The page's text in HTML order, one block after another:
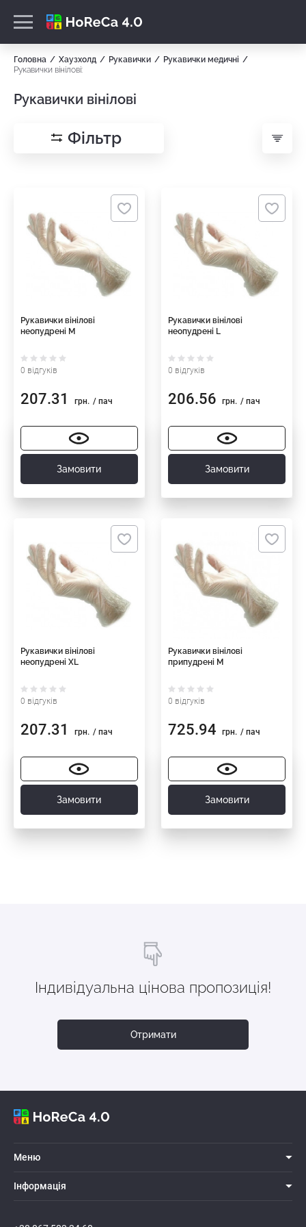
Головна Хаузхолд Рукавички
Рукавички медичні
Рукавички вінілові:
Рукавички вінілові
Фільтр
Рукавички вінілові
неопудрені M
0 відгуків
207.31 грн. / пач
Замовити
Рукавички вінілові
неопудрені L
0 відгуків
206.56 грн. / пач
Замовити
Рукавички вінілові
неопудрені ХL
0 відгуків
207.31 грн. / пач
Замовити
Рукавички вінілові
припудрені M
0 відгуків
725.94 грн. / пач
Замовити
Індивідуальна цінова пропозиція!
Отримати
Меню
Iнформацiя